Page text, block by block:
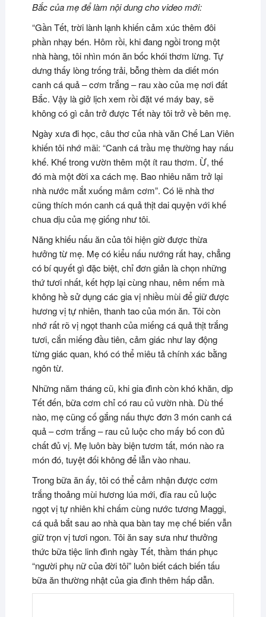
Bắc của mẹ để làm nội dung cho video mới:
“Gần Tết, trời lành lạnh khiến cảm xúc thêm đôi
phần nhạy bén. Hôm rồi, khi đang ngồi trong một
nhà hàng, tôi nhìn món ăn bốc khói thơm lừng. Tự
dưng thấy lòng trống trải, bỗng thèm da diết món
canh cá quả – cơm trắng – rau xào của mẹ nơi đất
Bắc. Vậy là giở lịch xem rồi đặt vé máy bay, sẽ
không có gì cản trở được Tết này tôi trở về bên mẹ.
Ngày xưa đi học, câu thơ của nhà văn Chế Lan Viên
khiến tôi nhớ mãi: “Canh cá trầu mẹ thường hay nấu
khế. Khế trong vườn thêm một ít rau thơm. Ừ, thế
đó mà một đời xa cách mẹ. Bao nhiêu năm trở lại
nhà nước mắt xuống mâm cơm”. Có lẽ nhà thơ
cũng thích món canh cá quả thịt dai quyện với khế
chua dịu của mẹ giống như tôi.
Năng khiếu nấu ăn của tôi hiện giờ được thừa
hưởng từ mẹ. Mẹ có kiểu nấu nướng rất hay, chẳng
có bí quyết gì đặc biệt, chỉ đơn giản là chọn những
thứ tươi nhất, kết hợp lại cùng nhau, nêm nếm mà
không hề sử dụng các gia vị nhiều mùi để giữ được
hương vị tự nhiên, thanh tao của món ăn. Tôi còn
nhớ rất rõ vị ngọt thanh của miếng cá quả thịt trắng
tươi, cắn miếng đầu tiên, cảm giác như lay động
từng giác quan, khó có thể miêu tả chính xác bằng
ngôn từ.
Những năm tháng cũ, khi gia đình còn khó khăn, dịp
Tết đến, bữa cơm chỉ có rau củ vườn nhà. Dù thế
nào, mẹ cũng cố gắng nấu thực đơn 3 món canh cá
quả – cơm trắng – rau củ luộc cho mấy bố con đủ
chất đủ vị. Mẹ luôn bày biện tươm tất, món nào ra
món đó, tuyệt đối không để lẫn vào nhau.
Trong bữa ăn ấy, tôi có thể cảm nhận được cơm
trắng thoảng mùi hương lúa mới, đĩa rau củ luộc
ngọt vị tự nhiên khi chấm cùng nước tương Maggi,
cá quả bắt sau ao nhà qua bàn tay mẹ chế biến vẫn
giữ trọn vị tươi ngon. Tôi ăn say sưa như thưởng
thức bữa tiệc linh đình ngày Tết, thầm thán phục
“người phụ nữ của đời tôi” luôn biết cách biến tấu
bữa ăn thường nhật của gia đình thêm hấp dẫn.